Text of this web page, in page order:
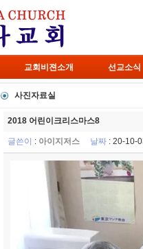
교회비젼소개 선교소식
사진자료실
2018 어린이크리스마스8
글쓴이 : 아이지저스 날짜: 20-10-